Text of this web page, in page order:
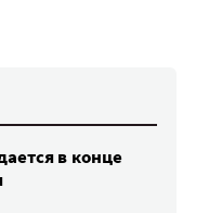
в конце